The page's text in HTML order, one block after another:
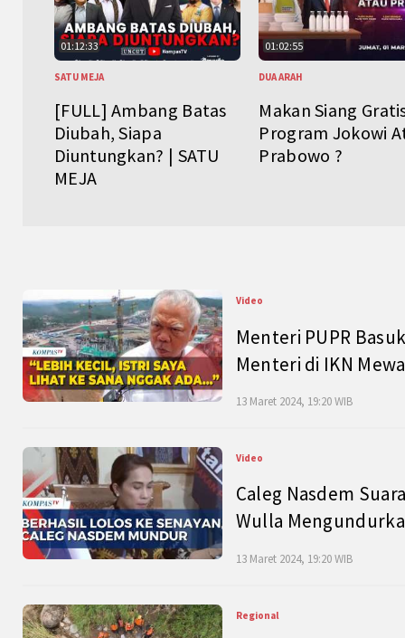
01:12:33
SATU MEJA
[FULL] Ambang Batas
Diubah, Siapa
Diuntungkan? | SATU
MEJA
01:02:55
DUA ARAH
Makan Siang
Program Jokowi
Prabowo ?
Video
Menteri PUPR
Menteri di IKN
13 Maret 2024, 19:20 WIB
Video
Caleg Nasdem
Wulla
13 Maret 2024, 19:20 WIB
Regional